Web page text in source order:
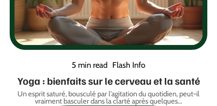
5 min read Flash Info
Yoga : bienfaits sur le cerveau et la santé
Un esprit saturé, bousculé par l’agitation du quotidien, peut-il
vraiment basculer dans la clarté après quelques…